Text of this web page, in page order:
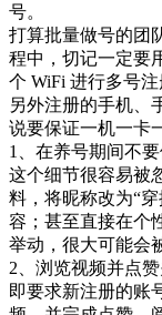
号。
打算批量做号的团
程中，切记一定要
个 WiFi 进行多号
另外注册的手机、
说要保证一机一卡
1、在养号期间不
这个细节很容易被
料，将昵称改为“
容；甚至直接在个
举动，很大可能会
2、浏览视频并点
即要求新注册的账